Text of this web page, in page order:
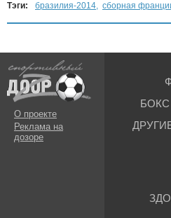
Тэги: бразилия-2014, сборная
О проекте
Реклама на
дозоре